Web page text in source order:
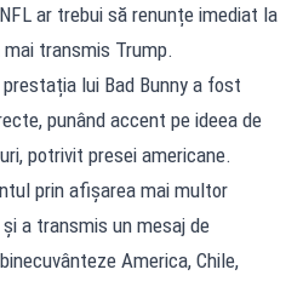
ar trebui să renunțe imediat la
transmis Trump.
lui Bad Bunny a fost
punând accent pe ideea de
potrivit presei americane.
prin afișarea mai multor
a transmis un mesaj de
America, Chile,